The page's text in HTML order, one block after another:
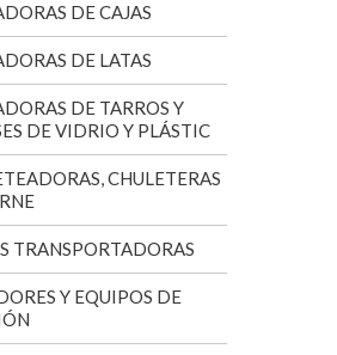
DE CAJAS
DE LATAS
DE TARROS Y
DE VIDRIO Y PLÁSTIC
CHULETERAS
TRANSPORTADORAS
Y EQUIPOS DE